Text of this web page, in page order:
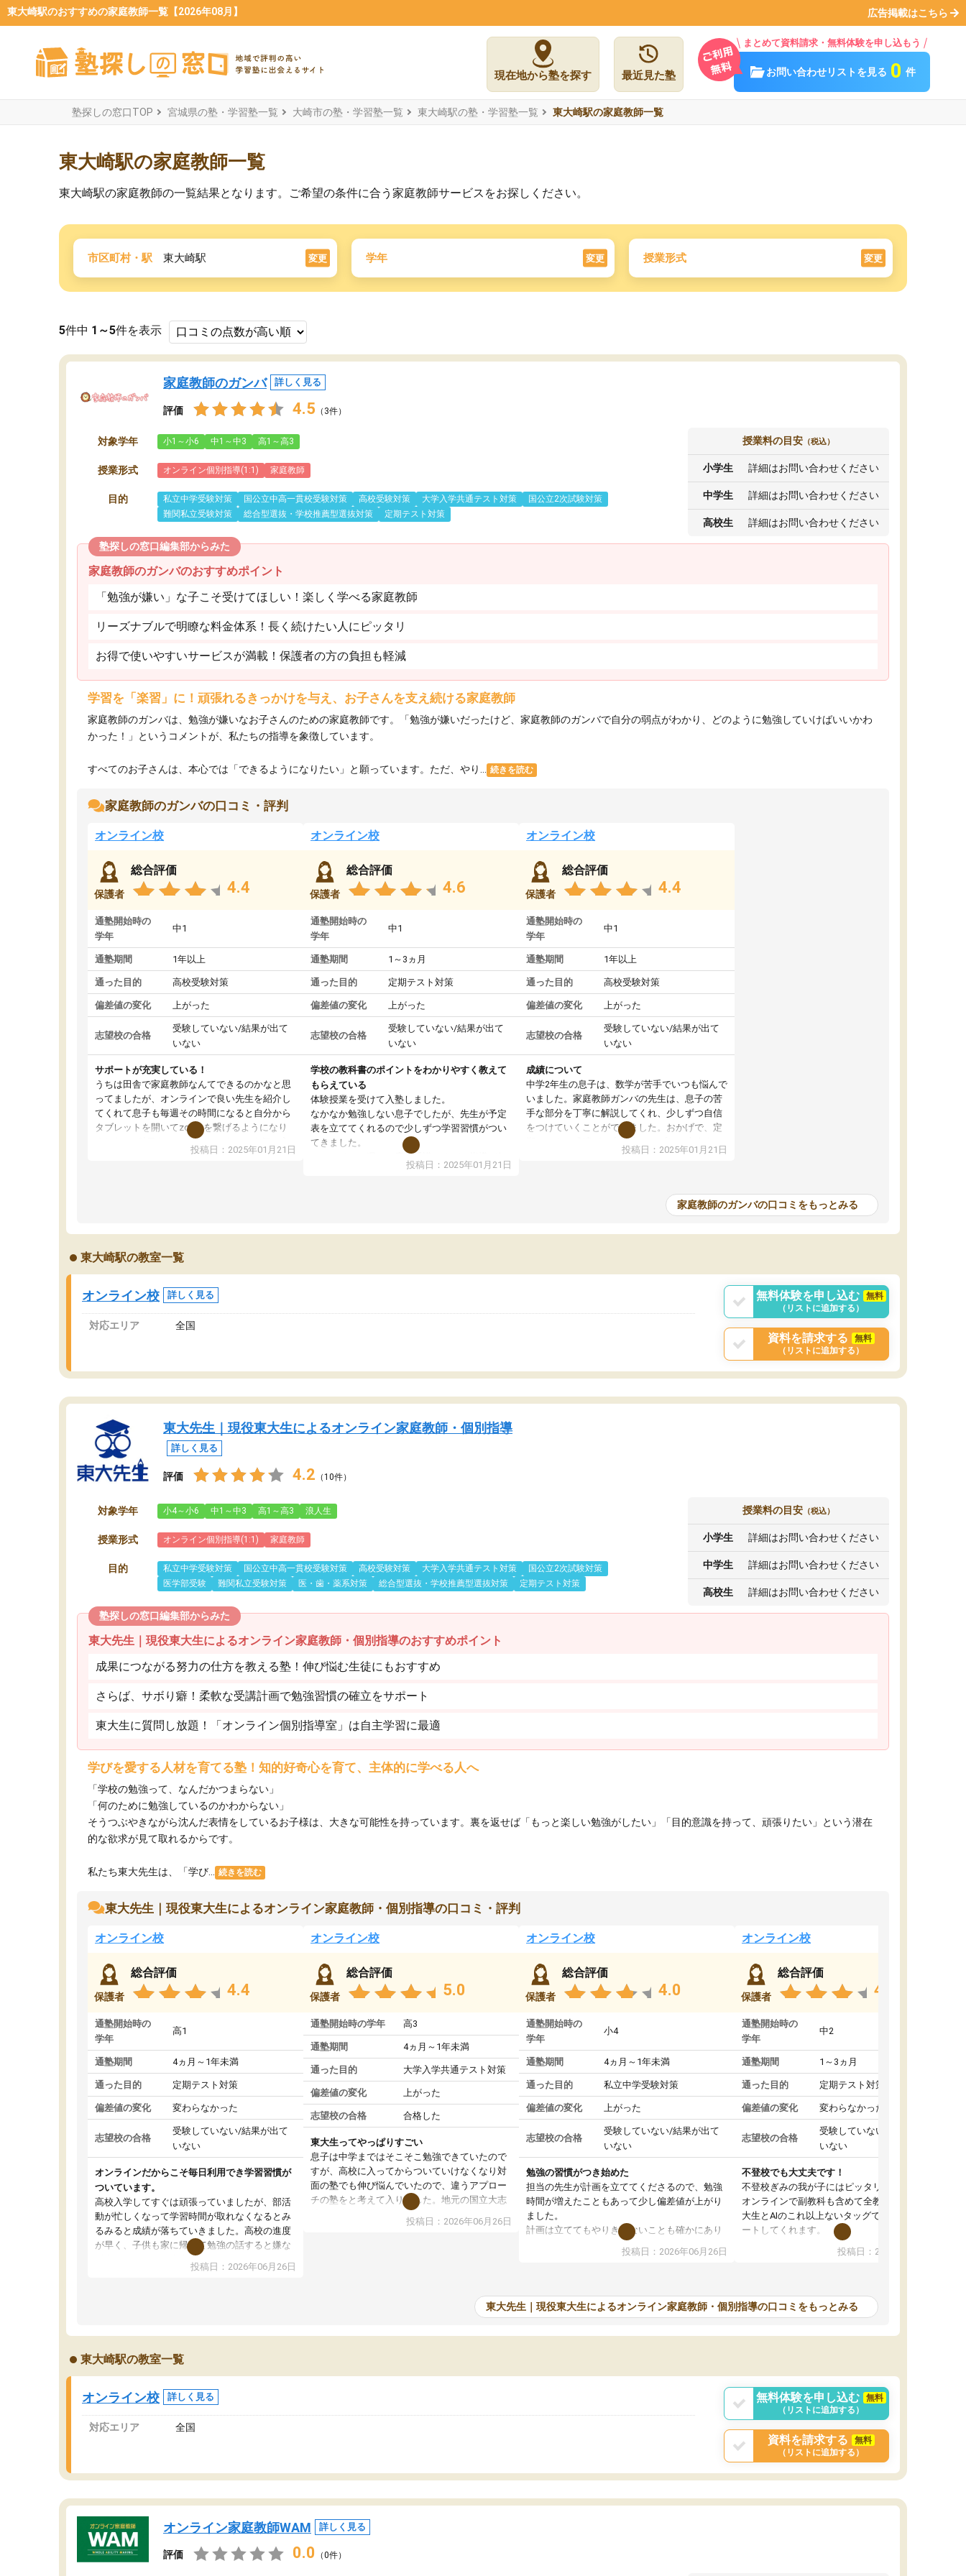
東大崎駅のおすすめの家庭教師一覧【2026年08月】 広告掲載はこちら
現在地から塾を探す 最近見た塾
まとめて資料請求・無料体験を申し込もう
お問い合わせリストを見る 0 件
塾探しの窓口TOP 宮城県の塾・学習塾一覧 大崎市の塾・学習塾一覧 東大崎駅の塾・学習塾一覧 東大崎駅の家庭教師一覧
東大崎駅の家庭教師一覧
東大崎駅の家庭教師の一覧結果となります。ご希望の条件に合う家庭教師サービスをお探しください。
市区町村・駅 東大崎駅 変更 学年 変更 授業形式 変更
5件中 1～5件を表示
家庭教師のガンバ 詳しく見る
評価 4.5 （3件）
対象学年 小1～小6 中1～中3 高1～高3
授業形式 オンライン個別指導(1:1) 家庭教師
目的 私立中学受験対策 国公立中高一貫校受験対策 高校受験対策 大学入学共通テスト対策
国公立2次試験対策
難関私立受験対策
総合型選抜・学校推薦型選抜対策 定期テスト対策
授業料の目安 （税込）
小学生 詳細はお問い合わせください
中学生 詳細はお問い合わせください
高校生 詳細はお問い合わせください
塾探しの窓口編集部からみた
家庭教師のガンバのおすすめポイント
「勉強が嫌い」な子こそ受けてほしい！楽しく学べる家庭教師
リーズナブルで明瞭な料金体系！長く続けたい人にピッタリ
お得で使いやすいサービスが満載！保護者の方の負担も軽減
学習を「楽習」に！頑張れるきっかけを与え、お子さんを支え続ける家庭教師
家庭教師のガンバは、勉強が嫌いなお子さんのための家庭教師です。「勉強が嫌いだったけど、家庭教師のガンバで自分の弱点がわかり、どのように勉強していけばいいかわ
かった！」というコメントが、私たちの指導を象徴しています。
すべてのお子さんは、本心では「できるようになりたい」と願っています。ただ、やり... 続きを読む
家庭教師のガンバの口コミ・評判
オンライン校
保護者
総合評価
4.4
通塾開始時の
学年
中1
通塾期間 1年以上
通った目的 高校受験対策
偏差値の変化 上がった
志望校の合格
受験していない/結果が出て
いない
サポートが充実している！
うちは田舎で家庭教師なんてできるのかなと思
ってましたが、オンラインで良い先生を紹介し
てくれて息子も毎週その時間になると自分から
タブレットを開いてzoomを繋げるようになり
ました！5科目なんでもOKなのもとても気に入
投稿日：2025年01月21日
オンライン校
保護者
総合評価
4.6
通塾開始時の
学年
中1
通塾期間 1～3ヵ月
通った目的 定期テスト対策
偏差値の変化 上がった
志望校の合格
受験していない/結果が出て
いない
学校の教科書のポイントをわかりやすく教えて
もらえている
体験授業を受けて入塾しました。
なかなか勉強しない息子でしたが、先生が予定
表を立ててくれるので少しずつ学習習慣がつい
てきました。
オンラインで週に一度の受講ですが、指導が無
い日も予定表に基づいて勉強したり、LINEでわ
投稿日：2025年01月21日
オンライン校
保護者
総合評価
4.4
通塾開始時の
学年
中1
通塾期間 1年以上
通った目的 高校受験対策
偏差値の変化 上がった
志望校の合格
受験していない/結果が出て
いない
成績について
中学2年生の息子は、数学が苦手でいつも悩んで
いました。家庭教師ガンバの先生は、息子の苦
手な部分を丁寧に解説してくれ、少しずつ自信
をつけていくことができました。おかげで、定
期テストの成績が10点以上アップし、本人もと
投稿日：2025年01月21日
家庭教師のガンバの口コミをもっとみる
東大崎駅の教室一覧
オンライン校 詳しく見る
対応エリア 全国
無料体験を申し込む
無料
（リストに追加する）
資料を請求する
無料
（リストに追加する）
東大先生｜現役東大生によるオンライン家庭教師・個別指導
詳しく見る
評価 4.2 （10件）
対象学年 小4～小6 中1～中3 高1～高3 浪人生
授業形式 オンライン個別指導(1:1) 家庭教師
目的 私立中学受験対策 国公立中高一貫校受験対策 高校受験対策 大学入学共通テスト対策
国公立2次試験対策
医学部受験
難関私立受験対策 医・歯・薬系対策 総合型選抜・学校推薦型選抜対策 定期テスト対策
授業料の目安 （税込）
小学生 詳細はお問い合わせください
中学生 詳細はお問い合わせください
高校生 詳細はお問い合わせください
塾探しの窓口編集部からみた
東大先生｜現役東大生によるオンライン家庭教師・個別指導のおすすめポイント
成果につながる努力の仕方を教える塾！伸び悩む生徒にもおすすめ
さらば、サボり癖！柔軟な受講計画で勉強習慣の確立をサポート
東大生に質問し放題！「オンライン個別指導室」は自主学習に最適
学びを愛する人材を育てる塾！知的好奇心を育て、主体的に学べる人へ
「学校の勉強って、なんだかつまらない」
「何のために勉強しているのかわからない」
そうつぶやきながら沈んだ表情をしているお子様は、大きな可能性を持っています。裏を返せば「もっと楽しい勉強がしたい」「目的意識を持って、頑張りたい」という潜在
的な欲求が見て取れるからです。
私たち東大先生は、「学び... 続きを読む
東大先生｜現役東大生によるオンライン家庭教師・個別指導の口コミ・評判
オンライン校
保護者
総合評価
4.4
通塾開始時の
学年
高1
通塾期間 4ヵ月～1年未満
通った目的 定期テスト対策
偏差値の変化 変わらなかった
志望校の合格
受験していない/結果が出て
いない
オンラインだからこそ毎日利用でき学習習慣が
ついています。
高校入学してすぐは頑張っていましたが、部活
動が忙しくなって学習時間が取れなくなるとみ
るみると成績が落ちていきました。高校の進度
が早く、子供も家に帰って勉強の話すると嫌な
反応を示します。東大先生にお願いしてからは
効率的な計画を先生が立ててくれるので、親と
投稿日：2026年06月26日
オンライン校
保護者
総合評価
5.0
通塾開始時の学年 高3
通塾期間 4ヵ月～1年未満
通った目的 大学入学共通テスト対策
偏差値の変化 上がった
志望校の合格 合格した
東大生ってやっぱりすごい
息子は中学まではそこそこ勉強できていたので
すが、高校に入ってからついていけなくなり対
面の塾でも伸び悩んでいたので、違うアプロー
チの塾をと考えて入りました。地元の国立大志
望で、当初は模試でD判定でしたので心配して
いたのですが、やはり東大生は受験勉強に詳し
投稿日：2026年06月26日
オンライン校
保護者
総合評価
4.0
通塾開始時の
学年
小4
通塾期間 4ヵ月～1年未満
通った目的 私立中学受験対策
偏差値の変化 上がった
志望校の合格
受験していない/結果が出て
いない
勉強の習慣がつき始めた
担当の先生が計画を立ててくださるので、勉強
時間が増えたこともあって少し偏差値が上がり
ました。
計画は立ててもやりきれないことも確かにあり
ますが、サボってしまう日は徐々に減ってき
て、成績が上がったことで本人もやる気になっ
投稿日：2026年06月26日
オンライン校
保護者
総合評価
4.4
通塾開始時の
学年
中2
通塾期間 1～3ヵ月
通った目的 定期テスト対策
偏差値の変化 変わらなかった
志望校の合格
受験していない/結果が出て
いない
不登校でも大丈夫です！
不登校ぎみの我が子にはピッタリの塾です。
オンラインで副教科も含めて全教科対応で、東
大生とAIのこれ以上ないタッグで、学習をサポ
ートしてくれます。
また、オンラインの自習室もまだ使えていませ
んが毎日利用でき（東大生が常駐していま
れるので、ちょっと教わるぐらいじゃ全然時間
が足りない！ みたいな方にピッタリです。
投稿日：2026年06月18日
東大先生｜現役東大生によるオンライン家庭教師・個別指導の口コミをもっとみる
東大崎駅の教室一覧
オンライン校 詳しく見る
対応エリア 全国
無料体験を申し込む
無料
（リストに追加する）
資料を請求する
無料
（リストに追加する）
オンライン家庭教師WAM 詳しく見る
評価 0.0 （0件）